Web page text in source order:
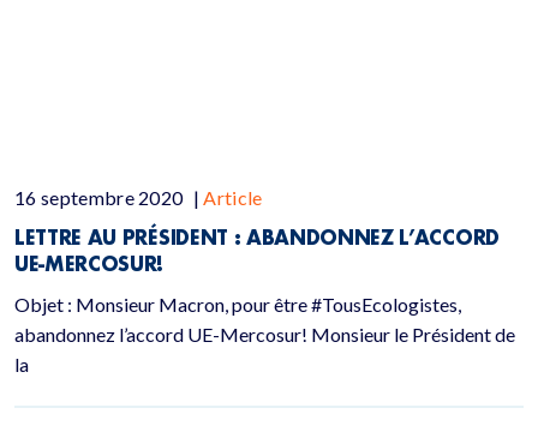
16 septembre 2020 | Article
LETTRE AU PRÉSIDENT : ABANDONNEZ L’ACCORD
UE-MERCOSUR!
Objet : Monsieur Macron, pour être #TousEcologistes,
abandonnez l’accord UE-Mercosur! Monsieur le Président de
la